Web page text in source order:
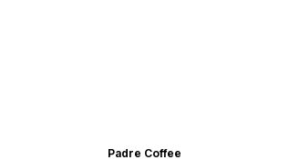
Padre Coffee